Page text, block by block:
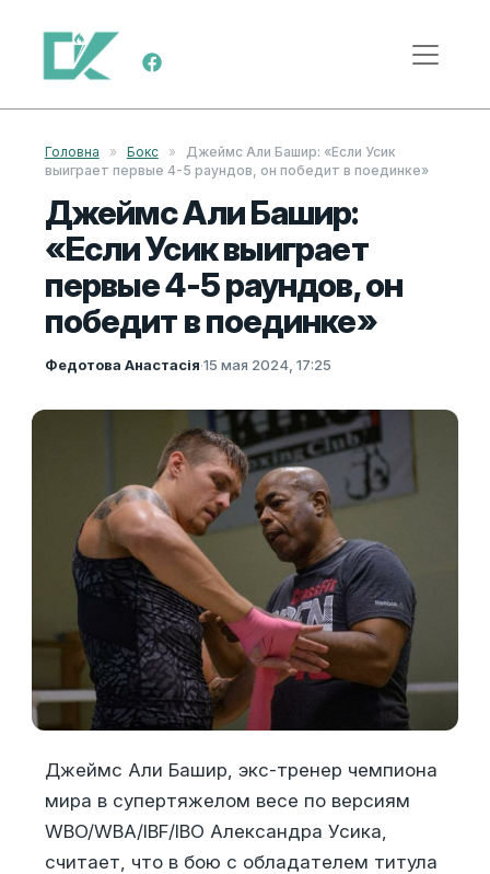
Перейти к содержимому
Меню навигации
Головна » Бокс »
Джеймс Али Башир: «Если Усик
выиграет первые 4-5 раундов, он победит в поединке»
Джеймс Али Башир:
«Если Усик выиграет
первые 4-5 раундов, он
победит в поединке»
Федотова Анастасія·15 мая 2024, 17:25
Джеймс Али Башир, экс-тренер чемпиона
мира в супертяжелом весе по версиям
WBO/WBA/IBF/IBO Александра Усика,
считает, что в бою с обладателем титула